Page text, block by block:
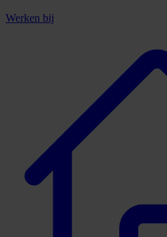
Werken bij